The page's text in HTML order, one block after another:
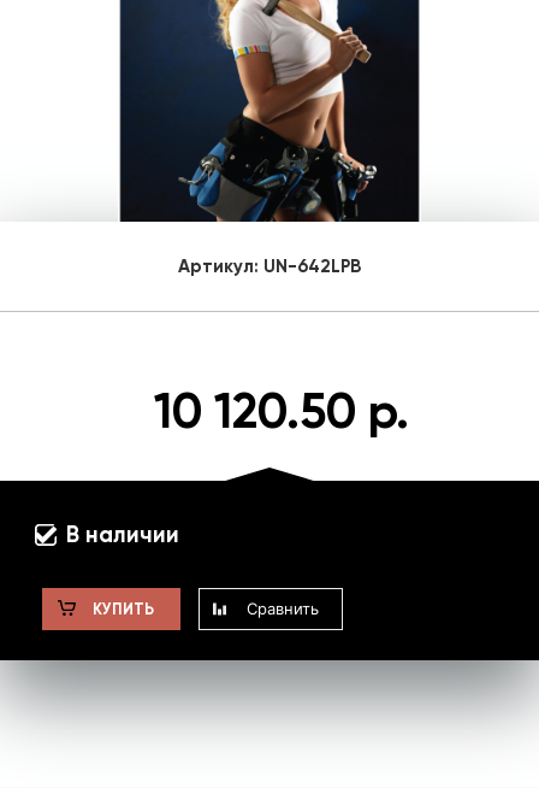
Артикул: UN-642LPB
10 120.50 р.
В наличии
КУПИТЬ Сравнить